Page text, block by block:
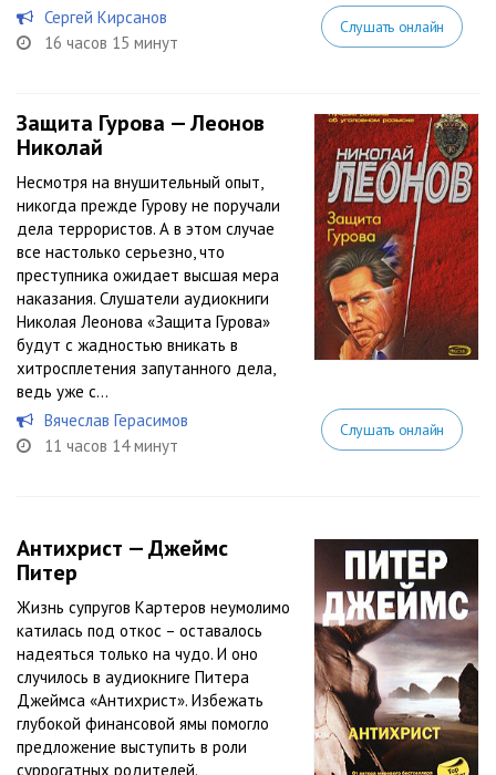
Сергей Кирсанов
16 часов 15 минут
Слушать онлайн
Защита Гурова — Леонов
Николай
Несмотря на внушительный опыт,
никогда прежде Гурову не поручали
дела террористов. А в этом случае
все настолько серьезно, что
преступника ожидает высшая мера
наказания. Слушатели аудиокниги
Николая Леонова «Защита Гурова»
будут с жадностью вникать в
хитросплетения запутанного дела,
ведь уже с...
Вячеслав Герасимов
11 часов 14 минут
Слушать онлайн
Антихрист — Джеймс
Питер
Жизнь супругов Картеров неумолимо
катилась под откос – оставалось
надеяться только на чудо. И оно
случилось в аудиокниге Питера
Джеймса «Антихрист». Избежать
глубокой финансовой ямы помогло
предложение выступить в роли
суррогатных родителей.